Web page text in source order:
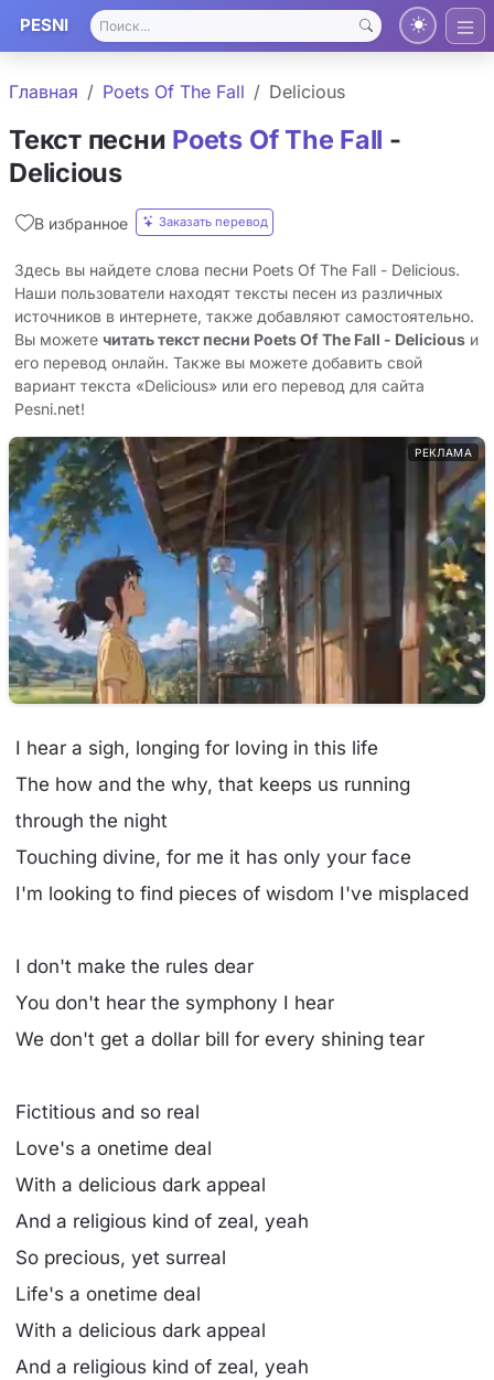
PESNI
Главная Poets Of The Fall Delicious
Текст песни Poets Of The Fall -
Delicious
В избранное Заказать перевод
Здесь вы найдете слова песни Poets Of The Fall - Delicious.
Наши пользователи находят тексты песен из различных
источников в интернете, также добавляют самостоятельно.
Вы можете читать текст песни Poets Of The Fall - Delicious и
его перевод онлайн. Также вы можете добавить свой
вариант текста «Delicious» или его перевод для сайта
Pesni.net!
РЕКЛАМА
I hear a sigh, longing for loving in this life
The how and the why, that keeps us running
through the night
Touching divine, for me it has only your face
I'm looking to find pieces of wisdom I've misplaced
I don't make the rules dear
You don't hear the symphony I hear
We don't get a dollar bill for every shining tear
Fictitious and so real
Love's a onetime deal
With a delicious dark appeal
And a religious kind of zeal, yeah
So precious, yet surreal
Life's a onetime deal
With a delicious dark appeal
And a religious kind of zeal, yeah